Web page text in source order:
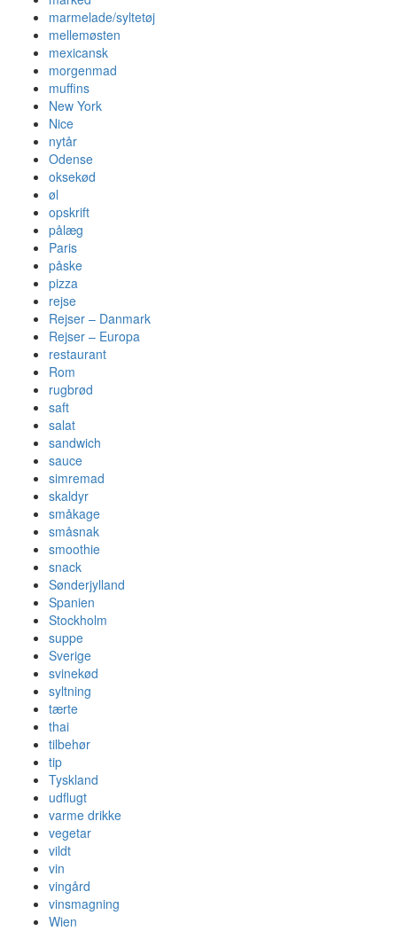
marmelade/syltetøj
mellemøsten
mexicansk
morgenmad
muffins
New York
Nice
nytår
Odense
oksekød
øl
opskrift
pålæg
Paris
påske
pizza
rejse
Rejser – Danmark
Rejser – Europa
restaurant
Rom
rugbrød
saft
salat
sandwich
sauce
simremad
skaldyr
småkage
småsnak
smoothie
snack
Sønderjylland
Spanien
Stockholm
suppe
Sverige
svinekød
syltning
tærte
thai
tilbehør
tip
Tyskland
udflugt
varme drikke
vegetar
vildt
vin
vingård
vinsmagning
Wien